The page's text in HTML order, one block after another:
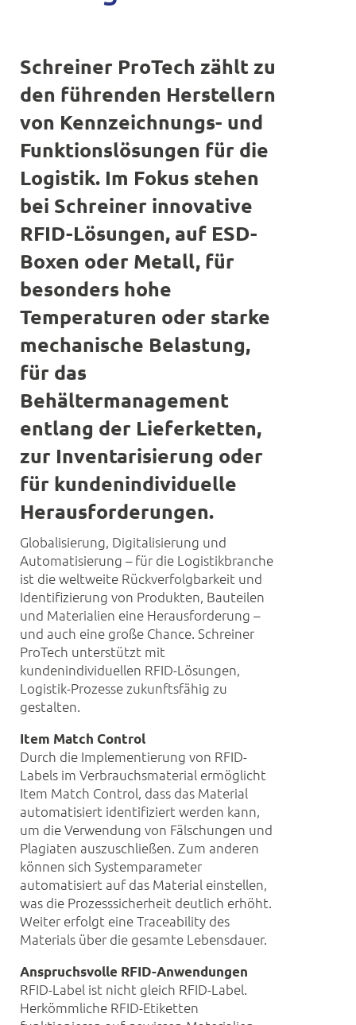
Schreiner ProTech zählt zu
den führenden Herstellern
von Kennzeichnungs- und
Funktionslösungen für die
Logistik. Im Fokus stehen
bei Schreiner innovative
RFID-Lösungen, auf ESD-
Boxen oder Metall, für
besonders hohe
Temperaturen oder starke
mechanische Belastung,
für das
Behältermanagement
entlang der Lieferketten,
zur Inventarisierung oder
für kundenindividuelle
Herausforderungen.
Globalisierung, Digitalisierung und
Automatisierung – für die Logistikbranche
ist die weltweite Rückverfolgbarkeit und
Identifizierung von Produkten, Bauteilen
und Materialien eine Herausforderung –
und auch eine große Chance. Schreiner
ProTech unterstützt mit
kundenindividuellen RFID-Lösungen,
Logistik-Prozesse zukunftsfähig zu
gestalten.
Item Match Control
Durch die Implementierung von RFID-
Labels im Verbrauchsmaterial ermöglicht
Item Match Control, dass das Material
automatisiert identifiziert werden kann,
um die Verwendung von Fälschungen und
Plagiaten auszuschließen. Zum anderen
können sich Systemparameter
automatisiert auf das Material einstellen,
was die Prozesssicherheit deutlich erhöht.
Weiter erfolgt eine Traceability des
Materials über die gesamte Lebensdauer.
Anspruchsvolle RFID-Anwendungen
RFID-Label ist nicht gleich RFID-Label.
Herkömmliche RFID-Etiketten